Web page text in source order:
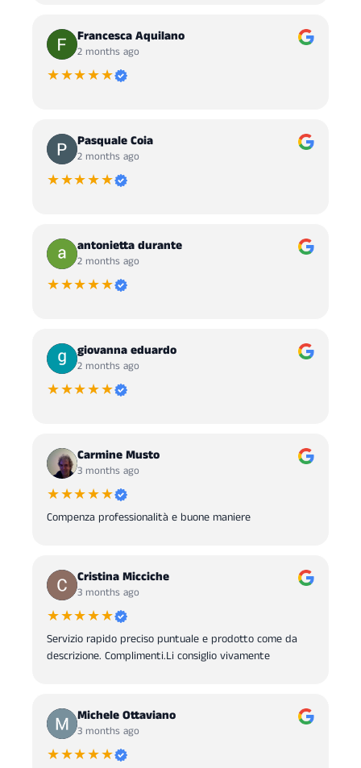
Francesca Aquilano
2 months ago
★★★★★
Pasquale Coia
2 months ago
★★★★★
antonietta durante
2 months ago
★★★★★
giovanna eduardo
2 months ago
★★★★★
Carmine Musto
3 months ago
★★★★★
Compenza professionalità e buone maniere
Cristina Micciche
3 months ago
★★★★★
Servizio rapido preciso puntuale e prodotto come da
descrizione. Complimenti.Li consiglio vivamente
Michele Ottaviano
3 months ago
★★★★★